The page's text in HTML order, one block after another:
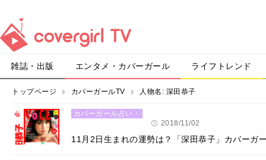
雑誌・出版 エンタメ・カバーガール ライフトレンド
トップページ カバーガールTV 人物名: 深田恭子
カバーガール占い・
2018/11/02
11月2日生まれの運勢は？「深田恭子」カバーガ